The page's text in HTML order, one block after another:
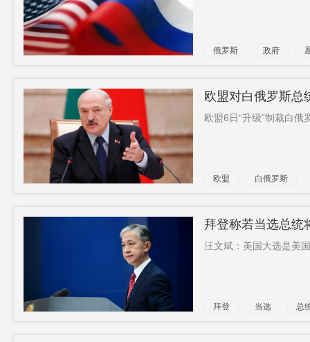
俄罗斯 政府
欧盟对白俄罗斯总
欧盟6日“升级”制裁白
欧盟 白俄罗斯
拜登称若当选总统
汪文斌：美国大选是美
拜登 当选 总